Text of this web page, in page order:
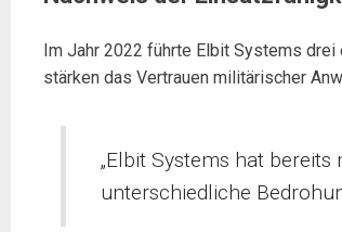
Im Jahr 2022 führte Elbit Systems
stärken das Vertrauen militärischer
„Elbit Systems hat
unterschiedliche